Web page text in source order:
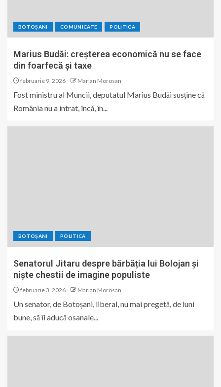
BOTOȘANI COMUNICATE POLITICA
Marius Budăi: creșterea economică nu se face
din foarfecă și taxe
februarie 9, 2026 Marian Morosan
Fost ministru al Muncii, deputatul Marius Budăi susține că
România nu a intrat, încă, în...
BOTOȘANI POLITICA
Senatorul Jitaru despre bărbăția lui Bolojan și
niște chestii de imagine populiste
februarie 3, 2026 Marian Morosan
Un senator, de Botoșani, liberal, nu mai pregetă, de luni
bune, să îi aducă osanale...